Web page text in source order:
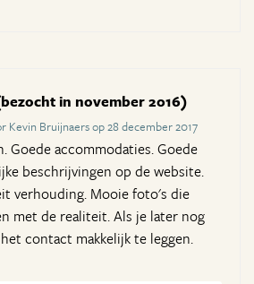
in november 2016)
Kevin Bruijnaers op 28 december 2017
Goede accommodaties. Goede
beschrijvingen op de website.
verhouding. Mooie foto's die
met de realiteit. Als je later nog
contact makkelijk te leggen.